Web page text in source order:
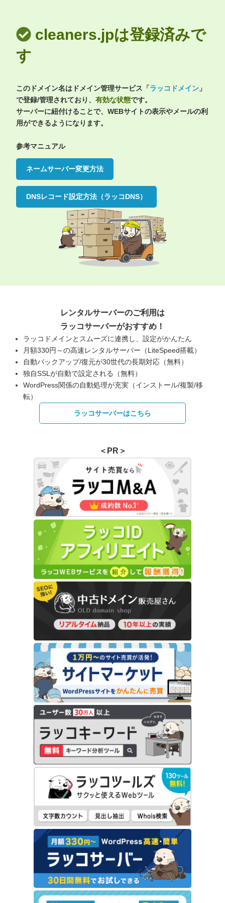
cleaners.jpは登録済みで
す
このドメイン名はドメイン管理サービス「ラッコドメイン 」
で登録/管理されており、 有効な状態です。
サーバーに紐付けることで、WEBサイトの表示やメールの利
用ができるようになります。
参考マニュアル
ネームサーバー変更方法
DNSレコード設定方法（ラッコDNS）
レンタルサーバーのご利用は
ラッコサーバーがおすすめ！
ラッコドメインとスムーズに連携し、設定がかんたん
月額330円～の高速レンタルサーバー（LiteSpeed搭載）
自動バックアップ/復元が30世代の長期対応（無料）
独自SSLが自動で設定される（無料）
WordPress関係の自動処理が充実（インストール/複製/移
転）
ラッコサーバーはこちら
＜PR＞